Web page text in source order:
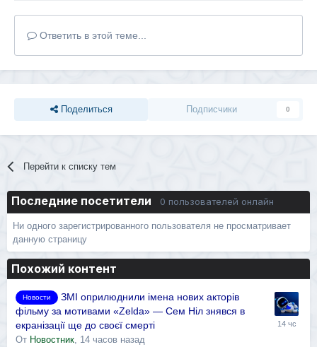
Ответить в этой теме...
Поделиться Подписчики 0
Перейти к списку тем
Последние посетители 0 пользователей онлайн
Ни одного зарегистрированного пользователя не просматривает
данную страницу
Похожий контент
Новости
ЗМІ оприлюднили імена нових акторів
фільму за мотивами «Zelda» — Сем Ніл знявся в
екранізації ще до своєї смерті
От Новостник 14 часов назад